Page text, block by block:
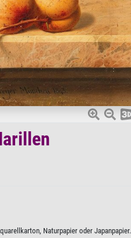
Naturpapier oder Japanpapier.